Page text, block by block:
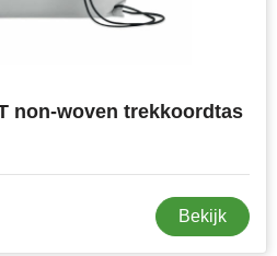
non-woven trekkoordtas
Bekijk